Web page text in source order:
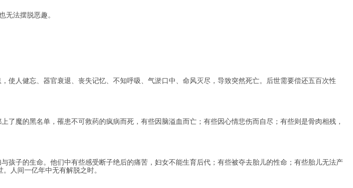
无法摆脱恶趣。
人健忘、器官衰退、丧失记忆、不知呼吸、气淤口中、命风灭尽，导致突然死亡。后世需要偿还五百次性
魔的黑名单，罹患不可救药的疯病而死，有些因脑溢血而亡；有些因心情悲伤而自尽；有些则是骨肉相残，
子的生命。他们中有些感受断子绝后的痛苦，妇女不能生育后代；有些被夺去胎儿的性命；有些胎儿无法产
人间一亿年中无有解脱之时。